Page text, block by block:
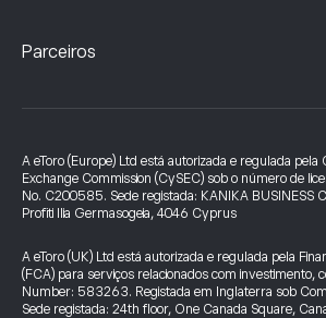
Parceiros
A eToro (Europe) Ltd está autorizada e regulada pela
Exchange Commission (CySEC) sob o número de
No. C200585. Sede registada: KANIKA BUSINESS
Profiti Ilia Germasogeia, 4046 Cyprus
A eToro (UK) Ltd está autorizada e regulada pela
(FCA) para serviços relacionados com investimento,
Number: 583263. Registada em Inglaterra sob
Sede registada: 24th floor, One Canada Square,